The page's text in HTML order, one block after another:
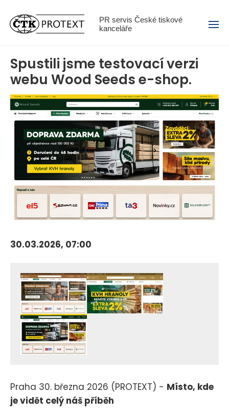
PR servis České tiskové
kanceláře
Menu
Spustili jsme testovací verzi
webu Wood Seeds e-shop.
30.03.2026, 07:00
Praha 30. března 2026 (PROTEXT) - Místo, kde
je vidět celý náš příběh